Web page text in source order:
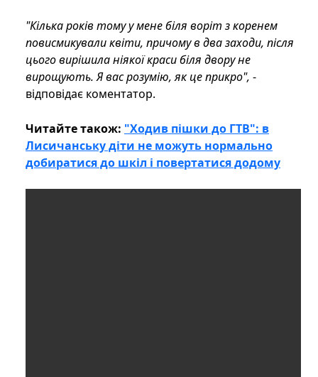
"Кілька років тому у мене біля воріт з коренем
повисмикували квіти, причому в два заходи, після
цього вирішила ніякої краси біля двору не
вирощують. Я вас розумію, як це прикро", -
відповідає коментатор.
Читайте також: "Ходив пішки до ГТВ": в
Лисичанську діти не можуть нормально
добиратися до шкіл і повертатися додому